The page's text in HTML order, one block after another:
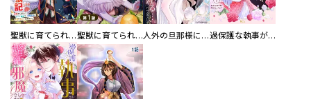
聖獣に育てられた少年の異世界ゆるり放浪記～神様からもらったチート魔法で、仲間たちとスローライフを満喫中～ 聖獣に育てられた少年の異世界ゆるり放浪記～神様からもらったチート魔法で、仲間たちとスローライフを満喫中～【分冊版】 人外の旦那様に娶られ毎晩ナカまで愛される…。アンソロジー 過保護な執事が私の婚活を邪魔してきます！ 分冊版